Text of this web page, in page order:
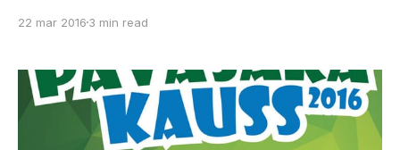
Baltijā – “Garage48 HealthTech". Hakatonu organizē
Hackers" sadarbībā ar "Garage48", Latvijas
Universitāti un Rīgas Stradiņa universitātes Studējošo
pašpārvaldi. “ Mūsdienās tehnoloģijām ir liela nozīme
22 mar 2016 3 min read